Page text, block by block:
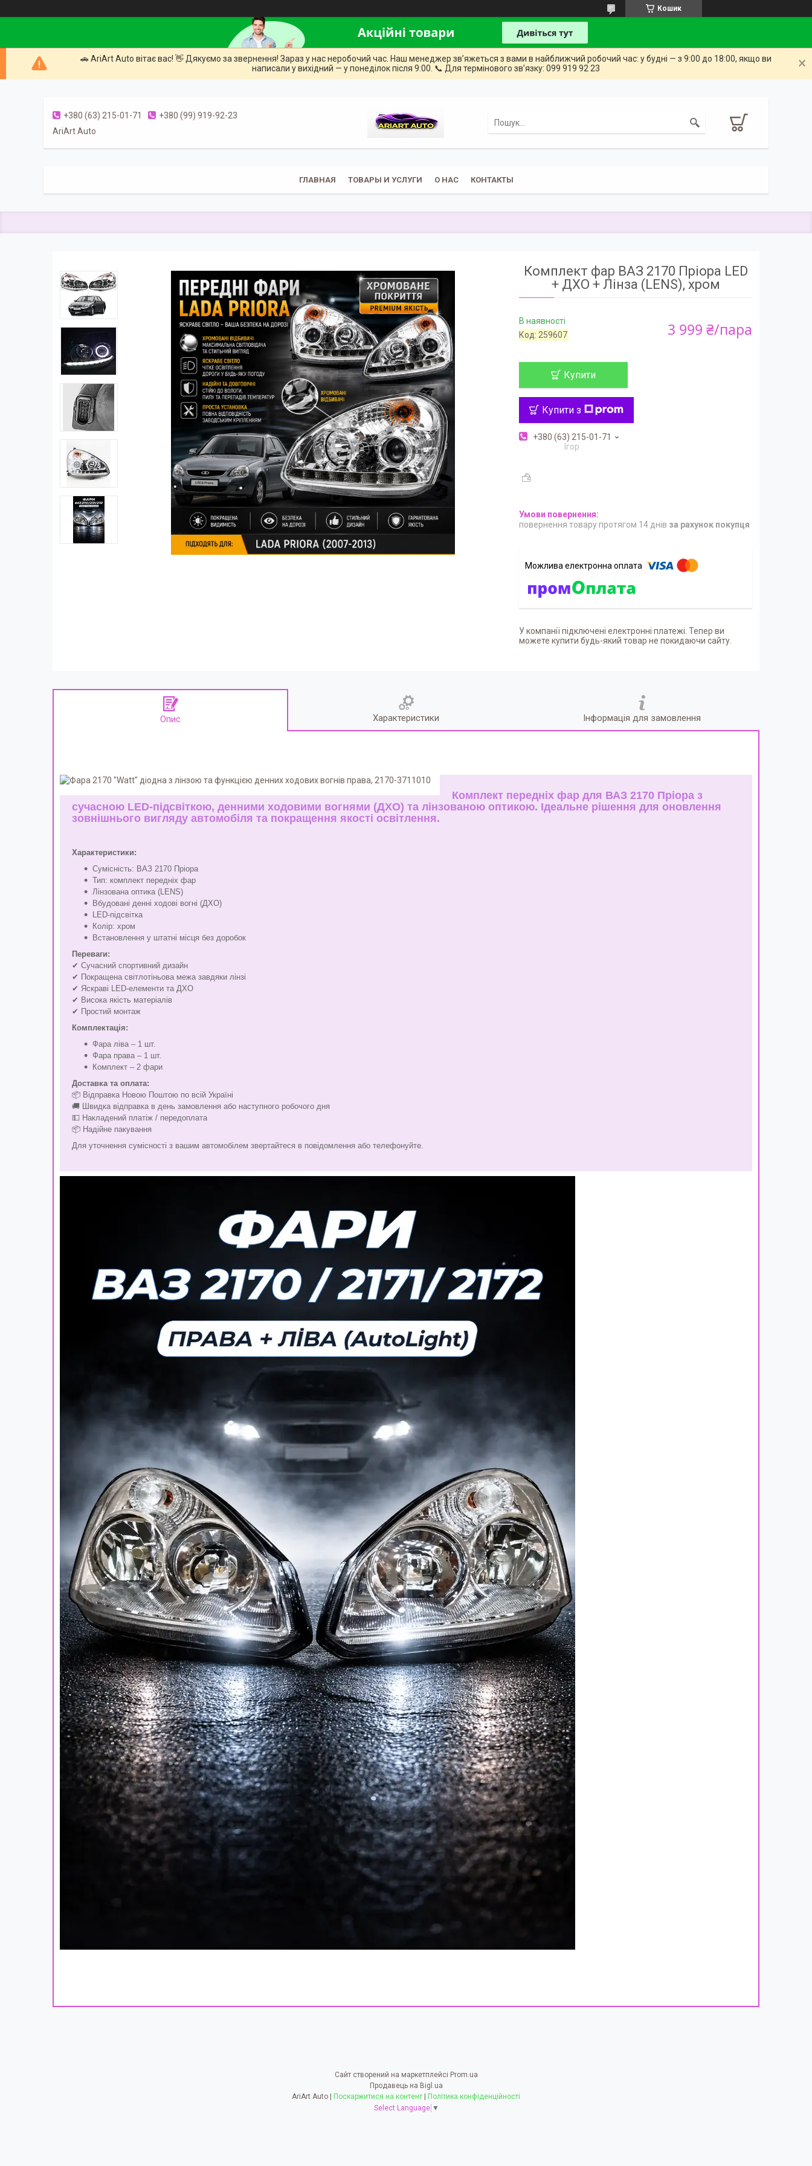
Кошик
🚗 AriArt Auto вітає вас! 👋 Дякуємо за звернення! Зараз у нас неробочий час. Наш менеджер зв’яжеться з вами в найближчий робочий час: у будні — з 9:00 до 18:00, якщо ви
написали у вихідний — у понеділок після 9:00. 📞 Для термінового зв’язку: 099 919 92 23
+380 (63) 215-01-71
+380 (99) 919-92-23
AriArt Auto
ГЛАВНАЯ ТОВАРЫ И УСЛУГИ О НАС КОНТАКТЫ
Комплект фар ВАЗ 2170 Пріора LED
+ ДХО + Лінза (LENS), хром
В наявності
Код: 259607 3 999 ₴/пара
Купити
Купити з
+380 (63) 215-01-71
Ігор
повернення товару протягом 14 днів за рахунок покупця
У компанії підключені електронні платежі. Тепер ви
можете купити будь-який товар не покидаючи сайту.
Опис Характеристики Інформація для замовлення
Комплект передніх фар для ВАЗ 2170 Пріора з
сучасною LED-підсвіткою, денними ходовими вогнями (ДХО) та лінзованою оптикою. Ідеальне рішення для оновлення
зовнішнього вигляду автомобіля та покращення якості освітлення.
Характеристики:
Сумісність: ВАЗ 2170 Пріора
Тип: комплект передніх фар
Лінзована оптика (LENS)
Вбудовані денні ходові вогні (ДХО)
LED-підсвітка
Колір: хром
Встановлення у штатні місця без доробок
Переваги:
✔ Сучасний спортивний дизайн
✔ Покращена світлотіньова межа завдяки лінзі
✔ Яскраві LED-елементи та ДХО
✔ Висока якість матеріалів
✔ Простий монтаж
Комплектація:
Фара ліва – 1 шт.
Фара права – 1 шт.
Комплект – 2 фари
Доставка та оплата:
📦 Відправка Новою Поштою по всій Україні
🚚 Швидка відправка в день замовлення або наступного робочого дня
💵 Накладений платіж / передоплата
📦 Надійне пакування
Для уточнення сумісності з вашим автомобілем звертайтеся в повідомлення або телефонуйте.
Сайт створений на маркетплейсі Prom.ua
Продавець на Bigl.ua
AriArt Auto | Поскаржитися на контент | Політика конфіденційності
Select Language ▼